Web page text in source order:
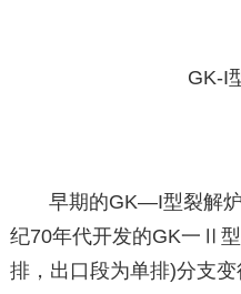
GK-I
早期的GK—I型裂解
纪70年代开发的GK一Ⅱ
排，出口段为单排)分支变